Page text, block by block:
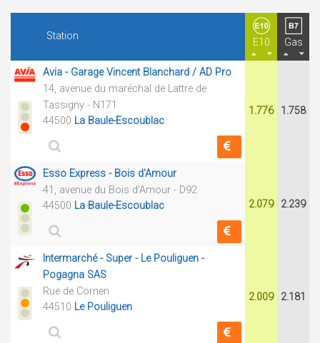
Station
E10 Gas
Avia - Garage Vincent Blanchard / AD Pro
14, avenue du maréchal de Lattre de
Tassigny - N171
44500 La Baule-Escoublac
1.776 1.758
Esso Express - Bois d'Amour
41, avenue du Bois d'Amour - D92
44500 La Baule-Escoublac 2.079 2.239
Intermarché - Super - Le Pouliguen -
Pogagna SAS
Rue de Cornen
44510 Le Pouliguen
2.009 2.181